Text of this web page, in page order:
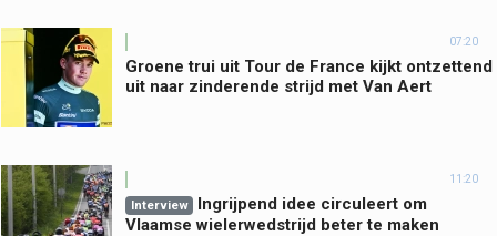
07:20
Groene trui uit Tour de France kijkt ontzettend
uit naar zinderende strijd met Van Aert
11:20
Interview
Ingrijpend idee circuleert om
Vlaamse wielerwedstrijd beter te maken